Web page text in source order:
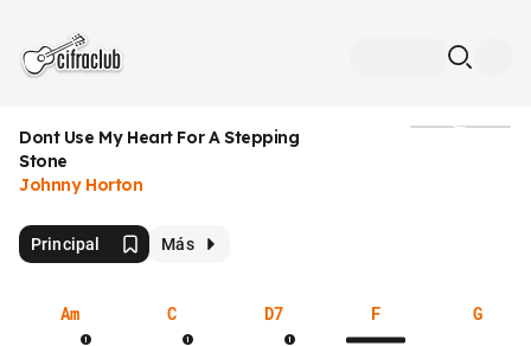
Dont Use My Heart For A Stepping
Stone
Johnny Horton
Principal Más
Am C D7 F G